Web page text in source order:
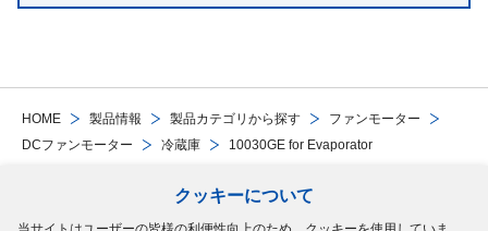
クッキーについて
HOME 製品情報 製品カテゴリから探す
ファンモーター
DCファンモーター
冷蔵庫 10030GE for Evaporator